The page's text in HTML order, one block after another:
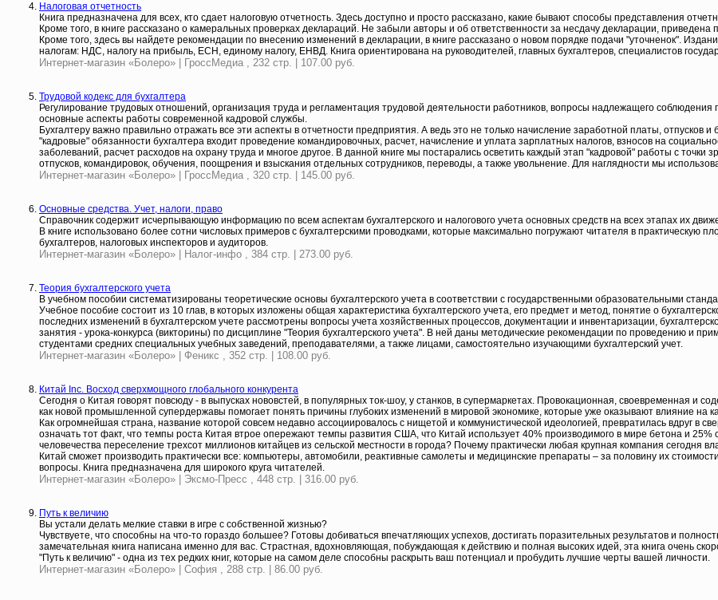
Налоговая отчетность
Книга предназначена для всех, кто сдает налоговую отчетность. Здесь доступно и просто рассказано, какие бывают способы представления
Кроме того, в книге рассказано о камеральных проверках деклараций. Не забыли авторы и об ответственности за несдачу декларации,
Кроме того, здесь вы найдете рекомендации по внесению изменений в декларации, в книге рассказано о новом порядке подачи "уточненок".
налогам: НДС, налогу на прибыль, ЕСН, единому налогу, ЕНВД. Книга ориентирована на руководителей, главных бухгалтеров, специалистов
Интернет-магазин «Болеро» | ГроссМедиа , 232 стр. | 107.00 руб.
Трудовой кодекс для бухгалтера
Регулирование трудовых отношений, организация труда и регламентация трудовой деятельности работников, вопросы надлежащего
основные аспекты работы современной кадровой службы.
Бухгалтеру важно правильно отражать все эти аспекты в отчетности предприятия. А ведь это не только начисление заработной платы, отпусков
"кадровые" обязанности бухгалтера входит проведение командировочных, расчет, начисление и уплата зарплатных налогов, взносов на
заболеваний, расчет расходов на охрану труда и многое другое. В данной книге мы постарались осветить каждый этап "кадровой" работы с
отпусков, командировок, обучения, поощрения и взыскания отдельных сотрудников, переводы, а также увольнение. Для наглядности мы
Интернет-магазин «Болеро» | ГроссМедиа , 320 стр. | 145.00 руб.
Основные средства. Учет, налоги, право
Справочник содержит исчерпывающую информацию по всем аспектам бухгалтерского и налогового учета основных средств на всех этапах их
В книге использовано более сотни числовых примеров с бухгалтерскими проводками, которые максимально погружают читателя в практическую
бухгалтеров, налоговых инспекторов и аудиторов.
Интернет-магазин «Болеро» | Налог-инфо , 384 стр. | 273.00 руб.
Теория бухгалтерского учета
В учебном пособии систематизированы теоретические основы бухгалтерского учета в соответствии с государственными образовательными
Учебное пособие состоит из 10 глав, в которых изложены общая характеристика бухгалтерского учета, его предмет и метод, понятие о
последних изменений в бухгалтерском учете рассмотрены вопросы учета хозяйственных процессов, документации и инвентаризации,
занятия - урока-конкурса (викторины) по дисциплине "Теория бухгалтерского учета". В ней даны методические рекомендации по проведению и
студентами средних специальных учебных заведений, преподавателями, а также лицами, самостоятельно изучающими бухгалтерский учет.
Интернет-магазин «Болеро» | Феникс , 352 стр. | 108.00 руб.
Китай Inc. Восход сверхмощного глобального конкурента
Сегодня о Китая говорят повсюду - в выпусках нововстей, в популярных ток-шоу, у станков, в супермаркетах. Провокационная, своевременная и
как новой промышленной супердержавы помогает понять причины глубоких изменений в мировой экономике, которые уже оказывают влияние на
Как огромнейшая страна, название которой совсем недавно ассоциировалось с нищетой и коммунистической идеологией, превратилась вдруг в
означать тот факт, что темпы роста Китая втрое опережают темпы развития США, что Китай использует 40% производимого в мире бетона и 25%
человечества переселение трехсот миллионов китайцев из сельской местности в города? Почему практически любая крупная компания сегодня
Китай сможет производить практически все: компьютеры, автомобили, реактивные самолеты и медицинские препараты – за половину их
вопросы. Книга предназначена для широкого круга читателей.
Интернет-магазин «Болеро» | Эксмо-Пресс , 448 стр. | 316.00 руб.
Путь к величию
Вы устали делать мелкие ставки в игре с собственной жизнью?
Чувствуете, что способны на что-то гораздо большее? Готовы добиваться впечатляющих успехов, достигать поразительных результатов и
замечательная книга написана именно для вас. Страстная, вдохновляющая, побуждающая к действию и полная высоких идей, эта книга очень
"Путь к величию" - одна из тех редких книг, которые на самом деле способны раскрыть ваш потенциал и пробудить лучшие черты вашей личности.
Интернет-магазин «Болеро» | София , 288 стр. | 86.00 руб.